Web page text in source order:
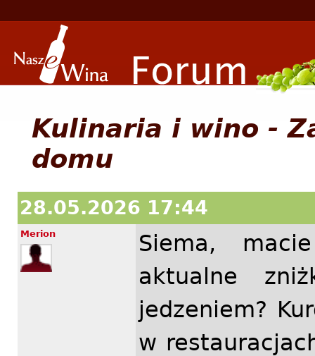
Kulinaria i wino -
domu
28.05.2026 17:44
Merion
Siema,
aktualne
jedzeniem?
w